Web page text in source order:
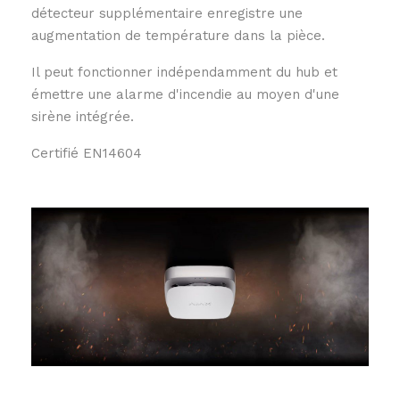
détecteur supplémentaire enregistre une
augmentation de température dans la pièce.
Il peut fonctionner indépendamment du hub et
émettre une alarme d'incendie au moyen d'une
sirène intégrée.
Certifié EN14604